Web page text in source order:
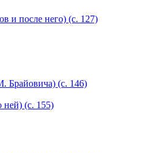
и после него) (с. 127)
Брайовича) (с. 146)
ней) (с. 155)